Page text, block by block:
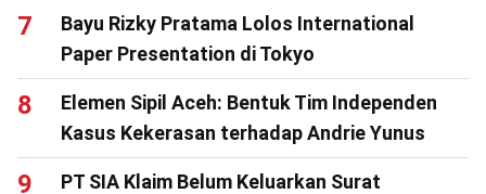
Bayu Rizky Pratama Lolos International
Paper Presentation di Tokyo
Elemen Sipil Aceh: Bentuk Tim Independen
Kasus Kekerasan terhadap Andrie Yunus
PT SIA Klaim Belum Keluarkan Surat